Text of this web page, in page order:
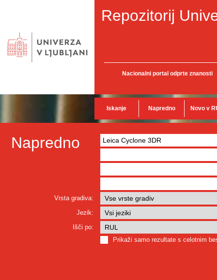
Repozitorij
Nacionalni portal odprte znanosti
Iskanje Napredno Novo v
Napredno
Vrsta gradiva:
Jezik:
Išči po:
Prikaži samo rezultate s celotnim